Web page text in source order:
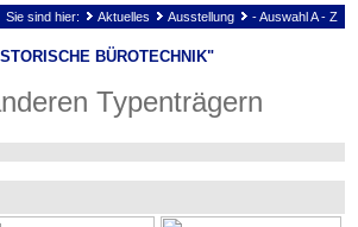
Sie sind hier: Aktuelles Ausstellung - Auswahl A - Z
BÜROTECHNIK"
Typenträgern